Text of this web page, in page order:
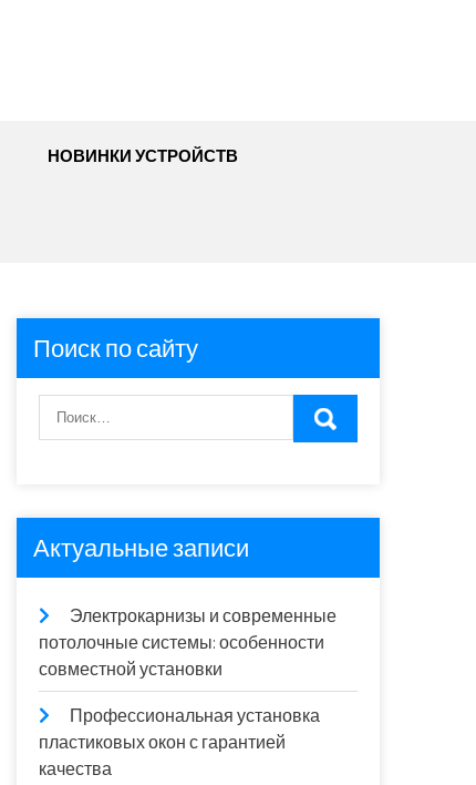
НОВИНКИ УСТРОЙСТВ
Поиск по сайту
Актуальные записи
Электрокарнизы и современные
потолочные системы: особенности
совместной установки
Профессиональная установка
пластиковых окон с гарантией
качества